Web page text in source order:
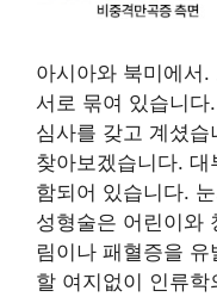
아시아와 북미에서
서로 묶여 있습니
심사를 갖고 계셨
찾아보겠습니다.
함되어 있습니다.
성형술은 어린이와
림이나 패혈증을
할 여지없이 인류